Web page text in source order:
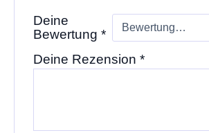
Deine
Bewertung *
Deine Rezension *